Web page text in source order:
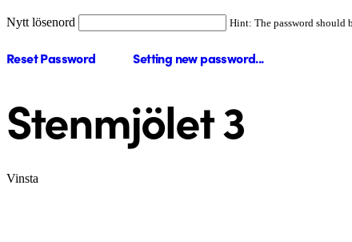
Nytt lösenord Hint: The password should
Reset Password Setting new password...
Stenmjölet 3
Vinsta